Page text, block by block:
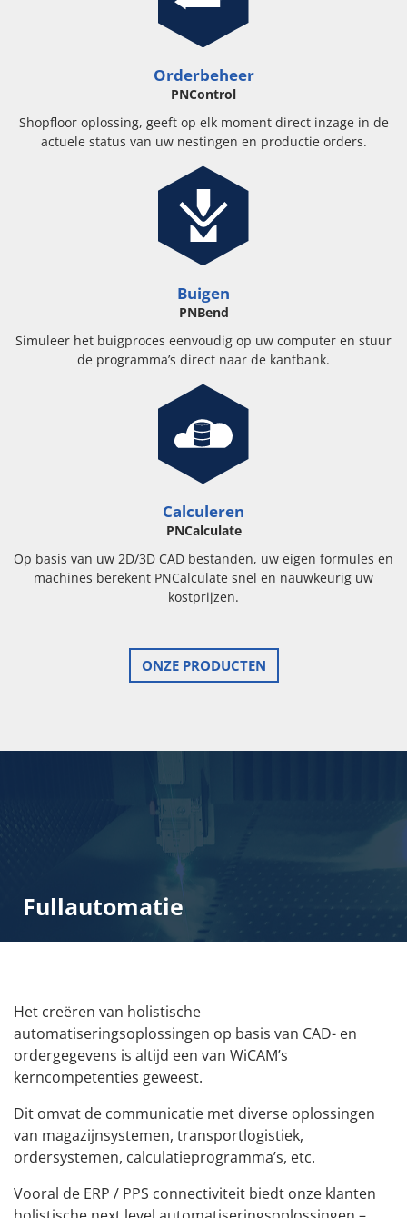
Orderbeheer
PNControl
Shopfloor oplossing, geeft op elk moment direct inzage in de
actuele status van uw nestingen en productie orders.
Buigen
PNBend
Simuleer het buigproces eenvoudig op uw computer en stuur
de programma’s direct naar de kantbank.
Calculeren
PNCalculate
Op basis van uw 2D/3D CAD bestanden, uw eigen formules en
machines berekent PNCalculate snel en nauwkeurig uw
kostprijzen.
ONZE PRODUCTEN
Fullautomatie
Het creëren van holistische
automatiseringsoplossingen op basis van CAD- en
ordergegevens is altijd een van WiCAM’s
kerncompetenties geweest.
Dit omvat de communicatie met diverse oplossingen
van magazijnsystemen, transportlogistiek,
ordersystemen, calculatieprogramma’s, etc.
Vooral de ERP / PPS connectiviteit biedt onze klanten